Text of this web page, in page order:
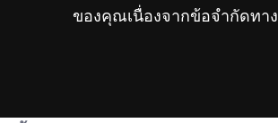
ของคุณเนื่องจากข้อจำกัดทา